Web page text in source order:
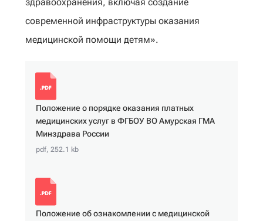
современной инфраструктуры оказания
медицинской помощи детям».
Положение о порядке оказания платных
медицинских услуг в ФГБОУ ВО Амурская ГМА
Минздрава России
pdf, 252.1 kb
Положение об ознакомлении с медицинской